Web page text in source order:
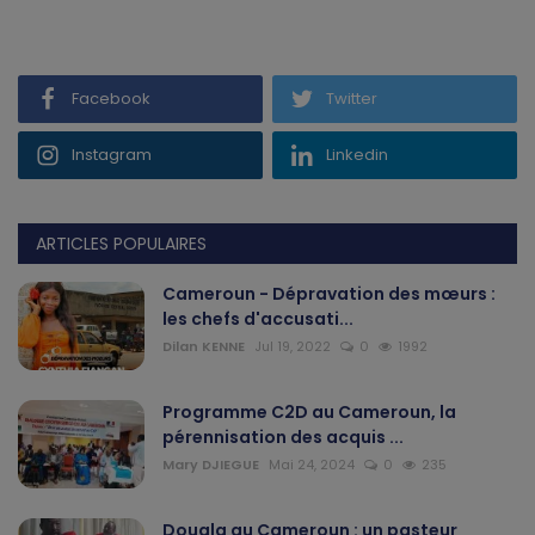
Facebook Twitter
Instagram Linkedin
ARTICLES POPULAIRES
Cameroun - Dépravation des mœurs :
les chefs d'accusati...
Dilan KENNE Jul 19, 2022 0 1992
Programme C2D au Cameroun, la
pérennisation des acquis ...
Mary DJIEGUE Mai 24, 2024 0 235
Douala au Cameroun : un pasteur